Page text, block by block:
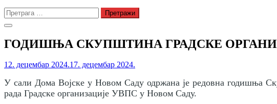
Претрага
за:
ГОДИШЊА СКУПШТИНА ГРАДСКЕ
12. децембар 2024.17. децембар 2024.
У сали Дома Војске у Новом Саду одржана је редовна годишња
рада Градске организације УВПС у Новом Саду.